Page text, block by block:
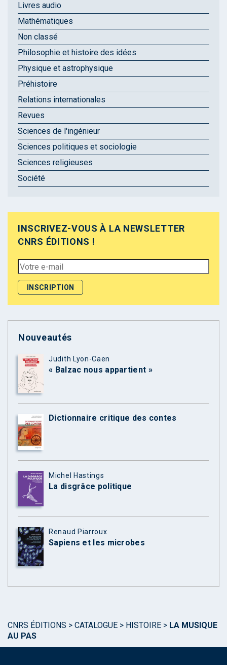
Livres audio
Mathématiques
Non classé
Philosophie et histoire des idées
Physique et astrophysique
Préhistoire
Relations internationales
Revues
Sciences de l'ingénieur
Sciences politiques et sociologie
Sciences religieuses
Société
INSCRIVEZ-VOUS À LA NEWSLETTER
CNRS ÉDITIONS !
Nouveautés
Judith Lyon-Caen
« Balzac nous appartient »
Dictionnaire critique des contes
Michel Hastings
La disgrâce politique
Renaud Piarroux
Sapiens et les microbes
CNRS ÉDITIONS > CATALOGUE > HISTOIRE > LA MUSIQUE
AU PAS